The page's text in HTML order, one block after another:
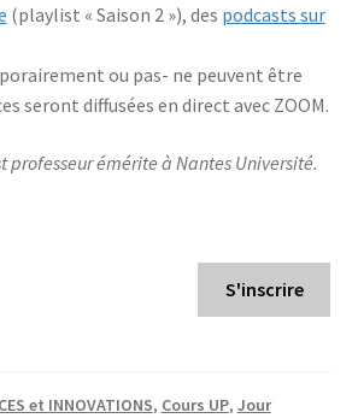
(playlist « Saison 2 »), des podcasts sur
ou pas- ne peuvent être
seront diffusées en direct avec ZOOM.
professeur émérite à Nantes Université.
S'inscrire
et INNOVATIONS, Cours UP, Jour